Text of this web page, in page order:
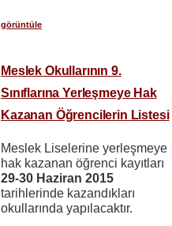
görüntüle
Meslek Okullarının 9.
Sınıflarına Yerleşmeye Hak
Kazanan Öğrencilerin Listesi
Meslek Liselerine yerleşmeye
hak kazanan öğrenci kayıtları
29-30 Haziran 2015
tarihlerinde kazandıkları
okullarında yapılacaktır.